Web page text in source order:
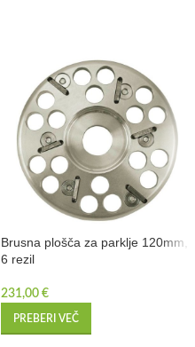
Brusna plošča za parklje 120mm,
6 rezil
231,00 €
PREBERI VEČ